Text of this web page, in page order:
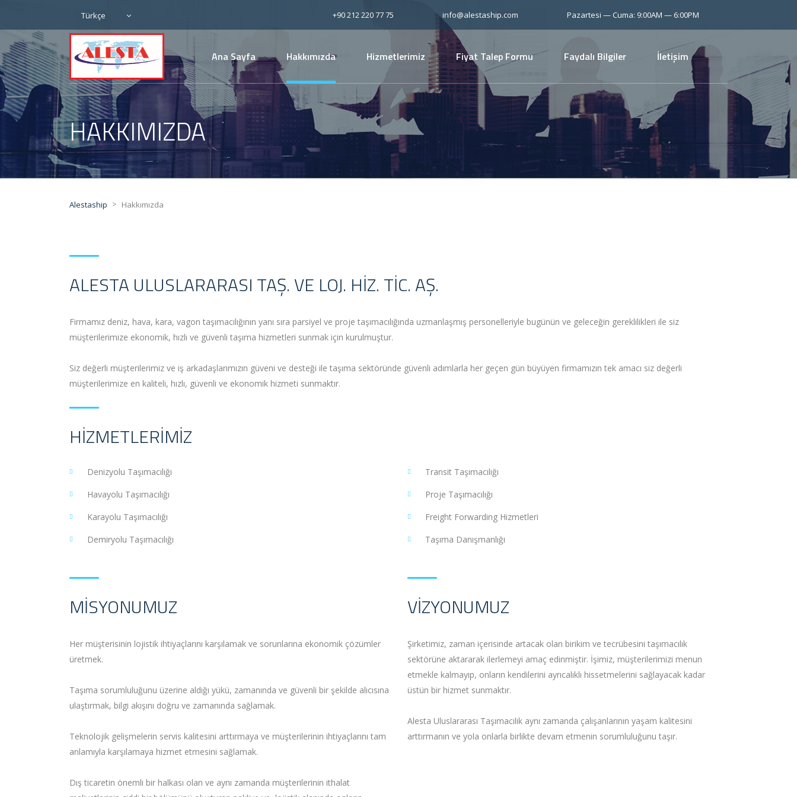
Türkçe +90 212 220 77 75 info@alestaship.com Pazartesi — Cuma: 9:00AM — 6:00PM
Ana Sayfa Hakkımızda Hizmetlerimiz Fiyat Talep Formu Faydalı Bilgiler İletişim
HAKKIMIZDA
Alestaship > Hakkımızda
ALESTA ULUSLARARASI TAŞ. VE LOJ. HIZ. TIC. AŞ.
Firmamız deniz, hava, kara, vagon taşımacılığının yanı sıra parsiyel ve proje taşımacılığında uzmanlaşmış personelleriyle bugünün ve geleceğin gereklilikleri ile siz
müşterilerimize ekonomik, hızlı ve güvenli taşıma hizmetleri sunmak için kurulmuştur.
Siz değerli müşterilerimiz ve iş arkadaşlarımızın güveni ve desteği ile taşıma sektöründe güvenli adımlarla her geçen gün büyüyen firmamızın tek amacı siz değerli
müşterilerimize en kaliteli, hızlı, güvenli ve ekonomik hizmeti sunmaktır.
HIZMETLERIMIZ
Denizyolu Taşımacılığı
Havayolu Taşımacılığı
Karayolu Taşımacılığı
Demiryolu Taşımacılığı
Transit Taşımacılığı
Proje Taşımacılığı
Freight Forwarding Hizmetleri
Taşıma Danışmanlığı
MISYONUMUZ
Her müşterisinin lojistik ihtiyaçlarını karşılamak ve sorunlarına ekonomik çözümler
üretmek.
Taşıma sorumluluğunu üzerine aldığı yükü, zamanında ve güvenli bir şekilde alıcısına
ulaştırmak, bilgi akışını doğru ve zamanında sağlamak.
Teknolojik gelişmelerin servis kalitesini arttırmaya ve müşterilerinin ihtiyaçlarını tam
anlamıyla karşılamaya hizmet etmesini sağlamak.
Dış ticaretin önemli bir halkası olan ve aynı zamanda müşterilerinin ithalat
VIZYONUMUZ
Şirketimiz, zaman içerisinde artacak olan birikim ve tecrübesini taşımacılık
sektörüne aktararak ilerlemeyi amaç edinmiştir. İşimiz, müşterilerimizi menun
etmekle kalmayıp, onların kendilerini ayrıcalıklı hissetmelerini sağlayacak kadar
üstün bir hizmet sunmaktır.
Alesta Uluslararası Taşımacılık aynı zamanda çalışanlarının yaşam kalitesini
arttırmanın ve yola onlarla birlikte devam etmenin sorumluluğunu taşır.